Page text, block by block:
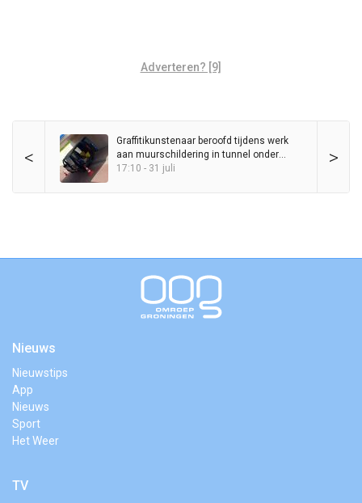
Adverteren? [9]
< >
Graffitikunstenaar beroofd tijdens werk
aan muurschildering in tunnel onder
Station Haren
17:10 - 31 juli
Nieuws
Nieuwstips
App
Nieuws
Sport
Het Weer
TV